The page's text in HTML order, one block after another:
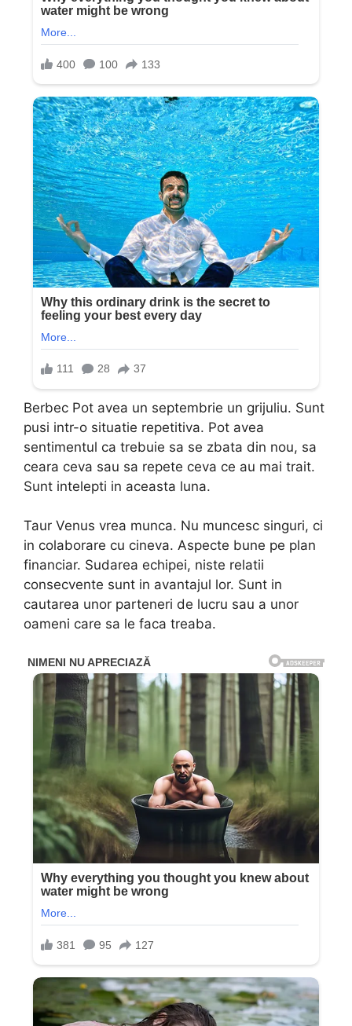
Berbec Pot avea un septembrie un grijuliu. Sunt
pusi intr-o situatie repetitiva. Pot avea
sentimentul ca trebuie sa se zbata din nou, sa
ceara ceva sau sa repete ceva ce au mai trait.
Sunt intelepti in aceasta luna.
Taur Venus vrea munca. Nu muncesc singuri, ci
in colaborare cu cineva. Aspecte bune pe plan
financiar. Sudarea echipei, niste relatii
consecvente sunt in avantajul lor. Sunt in
cautarea unor parteneri de lucru sau a unor
oameni care sa le faca treaba.